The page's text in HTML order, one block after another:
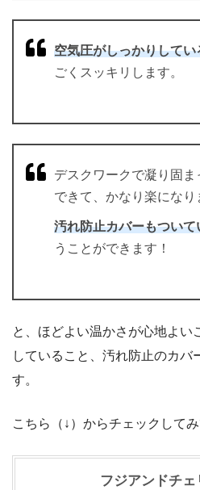
空気圧がしっかりしてい
ごくスッキリします。
デスクワークで凝り固
できて、かなり楽になり
汚れ防止カバーもついて
うことができます！
と、ほどよい温かさが心地よい
していること、汚れ防止のカバ
す。
こちら（↓）からチェックしてみ
フジアンドチ